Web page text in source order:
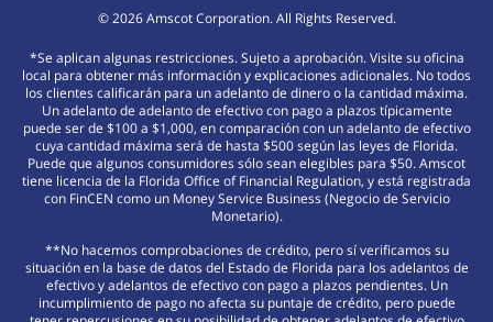
©2026Amscot Corporation. All Rights Reserved.
*Se aplican algunas restricciones. Sujeto a aprobación. Visite su oficina
local para obtener más información y explicaciones adicionales. No todos
los clientes calificarán para un adelanto de dinero o la cantidad máxima.
Un adelanto de adelanto de efectivo con pago a plazos típicamente
puede ser de $100 a $1,000, en comparación con un adelanto de efectivo
cuya cantidad máxima será de hasta $500 según las leyes de Florida.
Puede que algunos consumidores sólo sean elegibles para $50. Amscot
tiene licencia de la Florida Office of Financial Regulation, y está registrada
con FinCEN como un Money Service Business (Negocio de Servicio
Monetario).
**No hacemos comprobaciones de crédito, pero sí verificamos su
situación en la base de datos del Estado de Florida para los adelantos de
efectivo y adelantos de efectivo con pago a plazos pendientes. Un
incumplimiento de pago no afecta su puntaje de crédito, pero puede